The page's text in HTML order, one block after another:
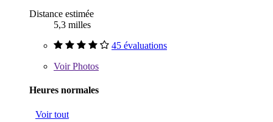
Distance estimée
5,3 milles
45 évaluations
VoirPhotos
Heures normales
Voir tout